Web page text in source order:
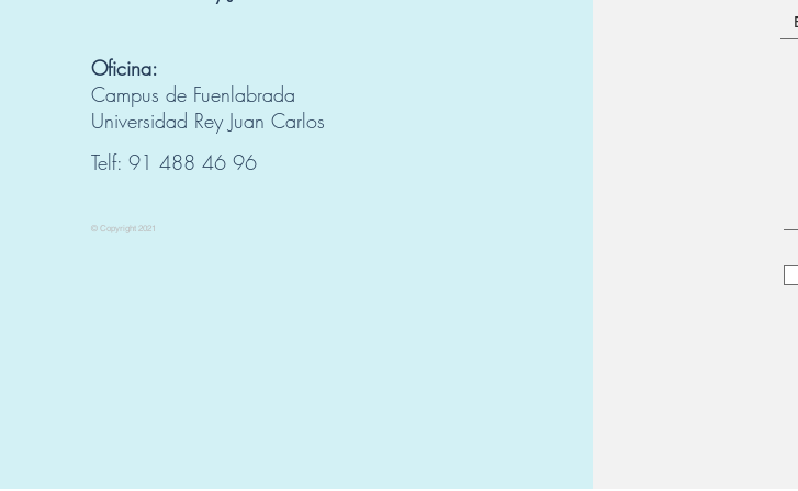
Oficina:
Campus de Fuenlabrada
Universidad Rey Juan Carlos
Telf: 91 488 46 96
© Copyright 2021